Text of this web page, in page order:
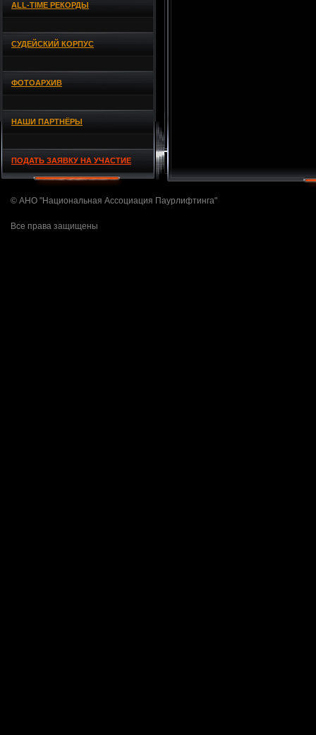
ALL-TIME РЕКОРДЫ
СУДЕЙСКИЙ КОРПУС
ФОТОАРХИВ
НАШИ ПАРТНЁРЫ
ПОДАТЬ ЗАЯВКУ НА УЧАСТИЕ
© АНО "Национальная Ассоциация Паурлифтинга"
Все права защищены